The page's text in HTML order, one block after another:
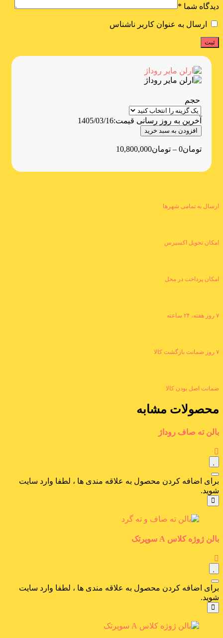
دیدگاه شما *
ارسال به عنوان کاربر ناشناس
حجم
آخرین به روز رسانی قیمت:1405/03/16
افزودن به سبد خرید
تومان0
– تومان10,800,000
ارسال به تمامی شهرها
امکان تحویل اکسپرس
امکان پرداخت در محل
۷ روز هفته، ۲۴ ساعته
۷ روز ضمانت بازگشت کالا
ضمانت اصل بودن کالا
محصولات مشابه
بالن ته صاف روداژ
برای اضافه کردن محصول به علاقه مندی ها ، لطفا وارد سایت
شوید.
بالن ژوژه کلاس A سوپرتک
برای اضافه کردن محصول به علاقه مندی ها ، لطفا وارد سایت
شوید.